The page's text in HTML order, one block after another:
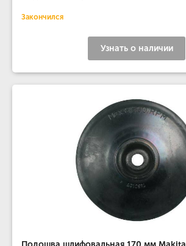
Закончился
Узнать о наличии